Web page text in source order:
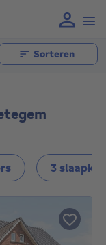
Sorteren
3